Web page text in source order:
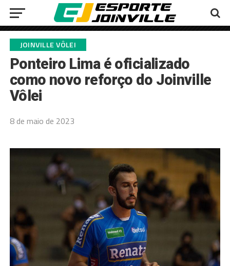
JOINVILLE VÔLEI
Ponteiro Lima é oficializado
como novo reforço do Joinville
Vôlei
8 de maio de 2023